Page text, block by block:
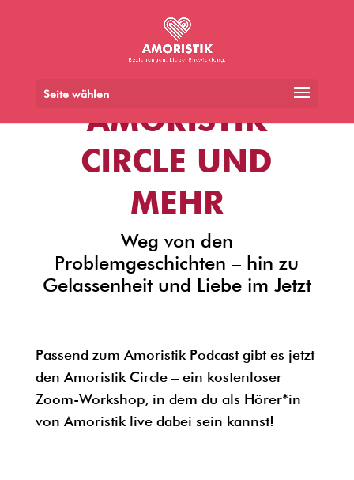
Seite wählen
AMORISTIK
CIRCLE UND
MEHR
Weg von den
Problemgeschichten – hin zu
Gelassenheit und Liebe im Jetzt
Passend zum Amoristik Podcast gibt es jetzt
den Amoristik Circle – ein kostenloser
Zoom-Workshop, in dem du als Hörer*in
von Amoristik live dabei sein kannst!